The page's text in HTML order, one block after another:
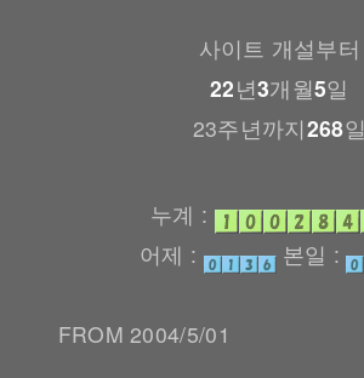
사이트 개설부터
22년3개월5일
23주년까지268일
누계 :
어제 :
본일 :
FROM 2004/5/01